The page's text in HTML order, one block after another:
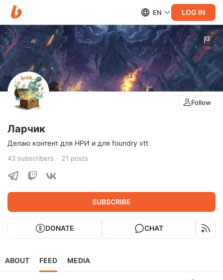
EN LOG IN
Follow
Ларчик
Делаю контент для НРИ и для foundry vtt
43 subscribers 21 posts
SUBSCRIBE
DONATE CHAT
ABOUT FEED MEDIA